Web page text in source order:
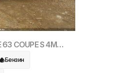
AMG GLE 63 COUPE S 4MATIC
Бензин